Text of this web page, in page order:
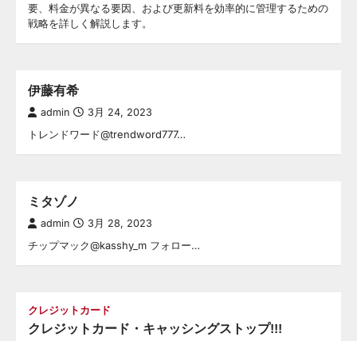
要、料金が異なる要因、および更新料を効率的に管理するための
戦略を詳しく解説します。
伊藤有希
admin 3月 24, 2023
トレンドワード@trendword777…
ミタゾノ
admin 3月 28, 2023
チップマック@kasshy_m フォロー…
クレジットカード
クレジットカード・キャッシングストップ!!!